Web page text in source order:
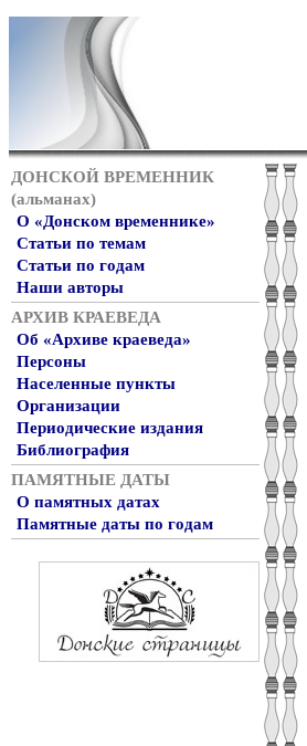
ДОНСКОЙ ВРЕМЕННИК
(альманах)
О «Донском временнике»
Статьи по темам
Статьи по годам
Наши авторы
АРХИВ КРАЕВЕДА
Об «Архиве краеведа»
Персоны
Населенные пункты
Организации
Периодические издания
Библиография
ПАМЯТНЫЕ ДАТЫ
О памятных датах
Памятные даты по годам